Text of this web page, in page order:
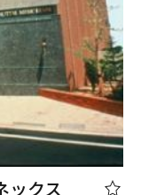
ックス